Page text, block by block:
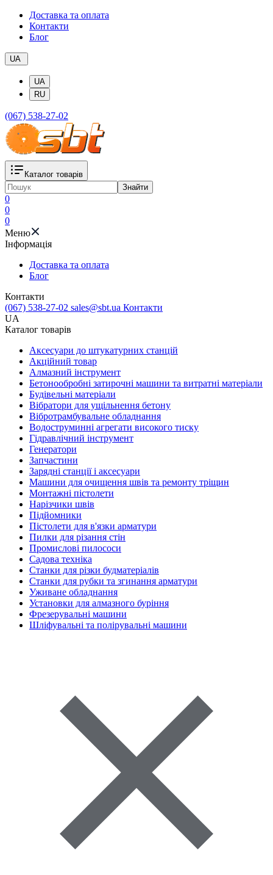
Доставка та оплата
Контакти
Блог
UA
UA
RU
(067) 538-27-02
Каталог товарів
Знайти
0
0
0
Меню
Iнформація
Доставка та оплата
Блог
Контакти
(067) 538-27-02 sales@sbt.ua Контакти
UA
Каталог товарів
Аксесуари до штукатурних станцій
Акційний товар
Алмазний інструмент
Бетонообробні затирочні машини та витратні матеріали
Будівельні матеріали
Вібратори для ущільнення бетону
Вібротрамбувальне обладнання
Водоструминні агрегати високого тиску
Гідравлічний інструмент
Генератори
Запчастини
Зарядні станції і аксесуари
Машини для очищення швів та ремонту тріщин
Монтажні пістолети
Нарізчики швів
Підйомники
Пістолети для в'язки арматури
Пилки для різання стін
Промислові пилососи
Садова техніка
Станки для різки будматеріалів
Станки для рубки та згинання арматури
Уживане обладнання
Установки для алмазного буріння
Фрезерувальні машини
Шліфувальні та полірувальні машини